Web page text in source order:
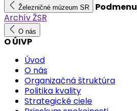
Železničné múzeum SR
Podmenu
Archív ŽSR
O nás
O ÚIVP
Úvod
O nás
Organizačná štruktúra
Politika kvality
Strategické ciele